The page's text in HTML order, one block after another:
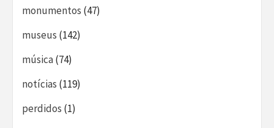
monumentos (47)
museus (142)
música(74)
notícias (119)
perdidos (1)